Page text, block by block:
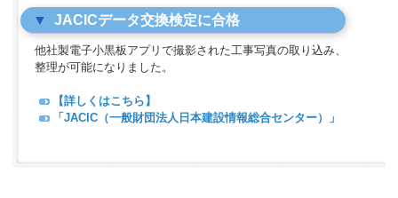
JACICデータ交換検定に合格
他社製電子小黒板アプリで撮影された工事写真の取り込み、
整理が可能になりました。
【詳しくはこちら】
「JACIC（一般財団法人日本建設情報総合センター）」